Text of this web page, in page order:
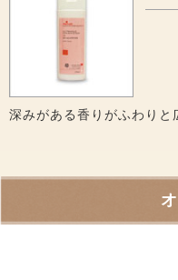
深みがある香りがふわりと